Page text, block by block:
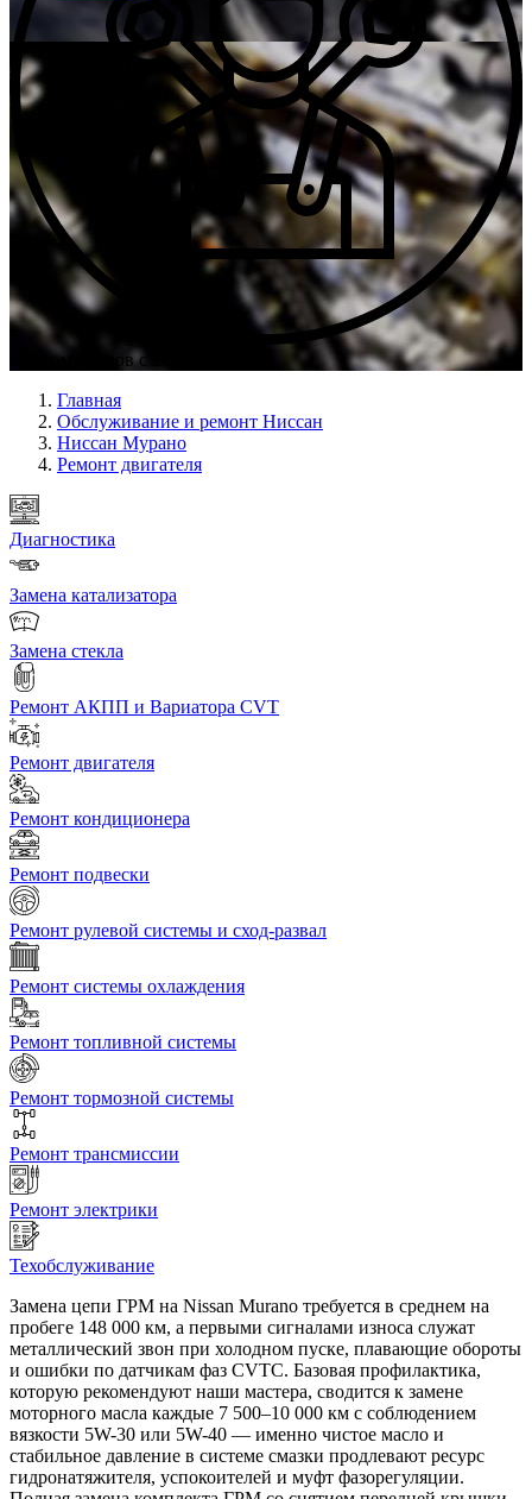
Опыт мастеров с 2009 г.
Главная
Обслуживание и ремонт Ниссан
Ниссан Мурано
Ремонт двигателя
Диагностика
Замена катализатора
Замена стекла
Ремонт АКПП и Вариатора CVT
Ремонт двигателя
Ремонт кондиционера
Ремонт подвески
Ремонт рулевой системы и сход-развал
Ремонт системы охлаждения
Ремонт топливной системы
Ремонт тормозной системы
Ремонт трансмиссии
Ремонт электрики
Техобслуживание
Замена цепи ГРМ на Nissan Murano требуется в среднем на
пробеге 148 000 км, а первыми сигналами износа служат
металлический звон при холодном пуске, плавающие обороты
и ошибки по датчикам фаз CVTC. Базовая профилактика,
которую рекомендуют наши мастера, сводится к замене
моторного масла каждые 7 500–10 000 км с соблюдением
вязкости 5W-30 или 5W-40 — именно чистое масло и
стабильное давление в системе смазки продлевают ресурс
гидронатяжителя, успокоителей и муфт фазорегуляции.